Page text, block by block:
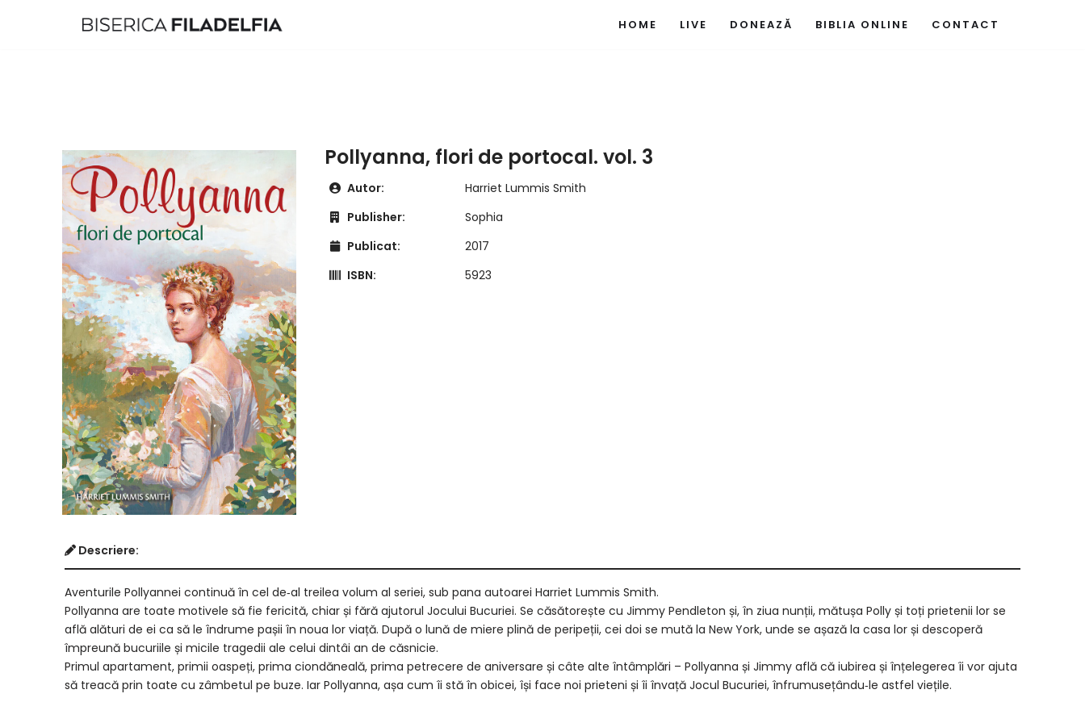
HOME LIVE DONEAZĂ BIBLIA ONLINE CONTACT
Pollyanna, flori de portocal. vol. 3
Autor:
Harriet Lummis Smith
Publisher:
Sophia
Publicat:
2017
ISBN:
5923
Descriere:
Aventurile Pollyannei continuă în cel de‑al treilea volum al seriei, sub pana autoarei Harriet Lummis Smith.
Pollyanna are toate motivele să fie fericită, chiar și fără ajutorul Jocului Bucuriei. Se căsătorește cu Jimmy Pendleton și, în ziua nunții, mătușa Polly și toți prietenii lor se
află alături de ei ca să le îndrume pașii în noua lor viață. După o lună de miere plină de peripeții, cei doi se mută la New York, unde se așază la casa lor și descoperă
împreună bucuriile și micile tragedii ale celui dintâi an de căsnicie.
Primul apartament, primii oaspeți, prima cion­dăneală, prima petrecere de aniversare și câte alte întâmplări – Pollyanna și Jimmy află că iubirea și înțelegerea îi vor ajuta
să treacă prin toate cu zâm­be­tul pe buze. Iar Pollyanna, așa cum îi stă în obicei, își face noi prieteni și îi învață Jocul Bucuriei, în­fru­musețându‑le astfel viețile.